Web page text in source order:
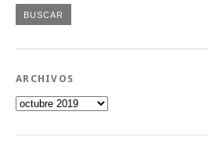
ARCHIVOS
Archivos